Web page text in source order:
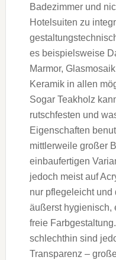
Badezimmer und
Hotelsuiten zu
es beispielsweise
Marmor,
Keramik in allen
Sogar Teakholz
rutschfesten und
Eigenschaften
mittlerweile großer
einbaufertigen
jedoch meist auf
nur pflegeleicht und
äußerst hygienisch,
freie
schlechthin sind
Transparenz –